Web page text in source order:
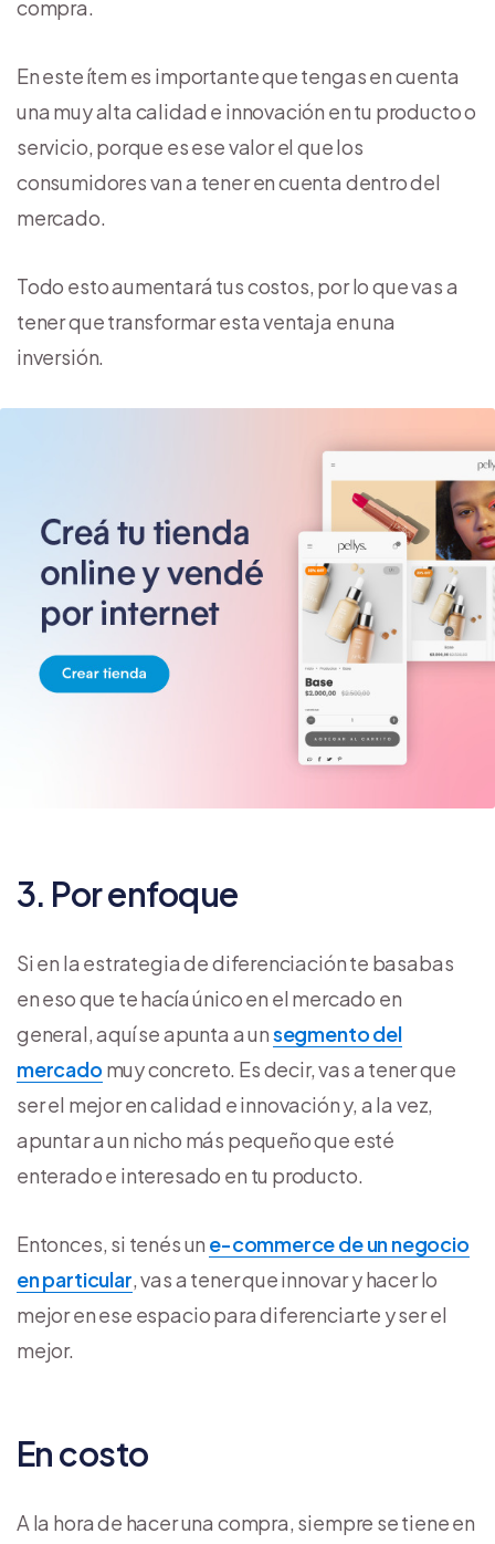
compra.
En este ítem es importante que tengas en cuenta
una muy alta calidad e innovación en tu producto o
servicio, porque es ese valor el que los
consumidores van a tener en cuenta dentro del
mercado.
Todo esto aumentará tus costos, por lo que vas a
tener que transformar esta ventaja en una
inversión.
3. Por enfoque
Si en la estrategia de diferenciación te basabas
en eso que te hacía único en el mercado en
general, aquí se apunta a unsegmento del
mercado muy concreto. Es decir, vas a tener que
ser el mejor en calidad e innovación y, a la vez,
apuntar a un nicho más pequeño que esté
enterado e interesado en tu producto.
Entonces, si tenés un e-commerce de un negocio
en particular, vas a tener que innovar y hacer lo
mejor en ese espacio para diferenciarte y ser el
mejor.
En costo
A la hora de hacer una compra, siempre se tiene en